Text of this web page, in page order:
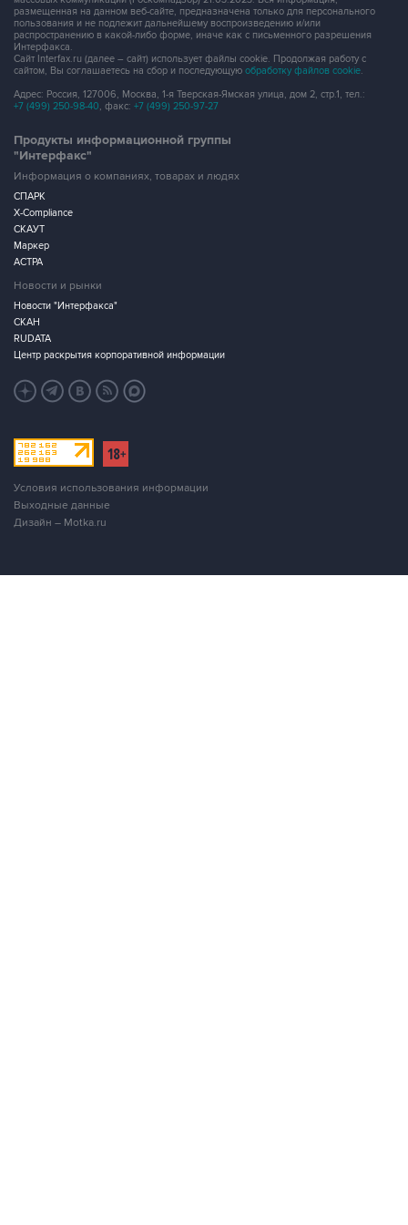
размещенная на данном веб-сайте, предназначена только для персонального
пользования и не подлежит дальнейшему воспроизведению и/или
распространению в какой-либо форме, иначе как с письменного разрешения
Интерфакса.
Сайт Interfax.ru (далее – сайт) использует файлы cookie. Продолжая работу с
сайтом, Вы соглашаетесь на сбор и последующую обработку файлов cookie.
Адрес: Россия, 127006, Москва, 1-я Тверская-Ямская улица, дом 2, стр.1, тел.:
+7 (499) 250-98-40, факс: +7 (499) 250-97-27
Продукты информационной группы
"Интерфакс"
Информация о компаниях, товарах и людях
СПАРК
X-Compliance
СКАУТ
Маркер
АСТРА
Новости и рынки
Новости "Интерфакса"
СКАН
RUDATA
Центр раскрытия корпоративной информации
Условия использования информации
Выходные данные
Дизайн – Motka.ru